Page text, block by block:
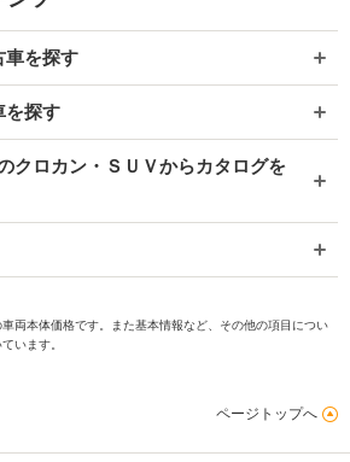
車を探す
を探す
クロカン・ＳＵＶからカタログを
両本体価格です。また基本情報など、その他の項目につい
います。
ページトップへ